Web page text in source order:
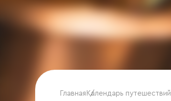
Главная /
Календарь путешествий